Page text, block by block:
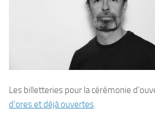
Les billetteries pour la cérémonie
d’ores et déjà ouvertes.